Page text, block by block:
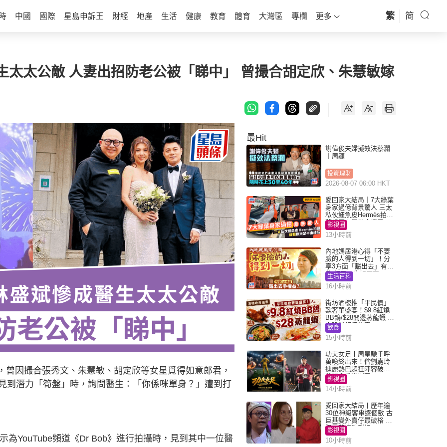
中國 國際 星島申訴王 財經 地產 生活 健康 教育 體育 大灣區 專欄 更多 繁 简
太太公敵 人妻出招防老公被「睇中」 曾撮合胡定欣、朱慧敏嫁
因撮合張秀文、朱慧敏、胡定欣等女星覓得如意郎君，
到潛力「筍盤」時，詢問醫生：「你係咪單身？」遭到打
為YouTube頻道《Dr Bob》進行拍攝時，見到其中一位醫
最Hit
謝偉俊夫婦擬效法蔡瀾
｜周顯
投資理財
2026-08-07 06:00 HKT
愛回家大結局｜7大綠葉
身家過億背景驚人 三太
私伙鱷魚皮Hermès拍劇
蘇姐原來是半山樓后
影視圈
13小時前
內地媽居港心得「不要
臉的人得到一切」！分
享3方面「豁出去」有著
數 網民：你好厲害
生活百科
16小時前
街坊酒樓推「平民價」
歎奢華盛宴！$9.8紅燒
BB鴿/$28開邊蒸龍蝦 3
大晚餐超值優惠
飲食
15小時前
功夫女足丨周星馳千呼
萬喚終出來！偕劉嘉玲
迪麗熱巴超狂陣容破天
荒現身香港謝票
影視圈
14小時前
愛回家大結局丨歷年逾
30位神級客串逐個數 古
巨基變外賣仔最破格 歐
陽震華情陷群姐
影視圈
10小時前